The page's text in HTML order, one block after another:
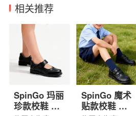
相关推荐
SpinGo 玛丽
珍款校鞋 黑
SpinGo 魔术
贴款校鞋 黑